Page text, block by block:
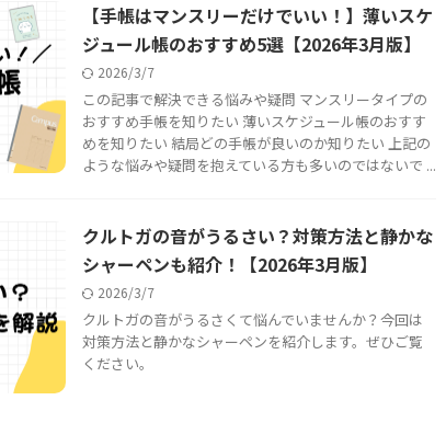
【手帳はマンスリーだけでいい！】薄いスケ
ジュール帳のおすすめ5選【2026年3月版】
2026/3/7
この記事で解決できる悩みや疑問 マンスリータイプの
おすすめ手帳を知りたい 薄いスケジュール帳のおすす
めを知りたい 結局どの手帳が良いのか知りたい 上記の
ような悩みや疑問を抱えている方も多いのではないで ...
クルトガの音がうるさい？対策方法と静かな
シャーペンも紹介！【2026年3月版】
2026/3/7
クルトガの音がうるさくて悩んでいませんか？今回は
対策方法と静かなシャーペンを紹介します。ぜひご覧
ください。